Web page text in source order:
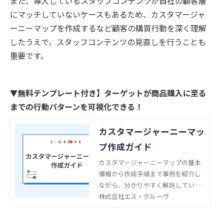
にマッチしていないケースもあるため、カスタマージャ
ーニーマップを作成するなど顧客の購買行動を深く理解
したうえで、スタッフコンテンツの見直しを行うことも
重要です。
▼無料テンプレート付き】ターゲットが商品購入に至る
までの行動パターンを可視化できる！
カスタマージャーニーマッ
プ作成ガイド
カスタマージャーニーマップの基本
情報から作成手順まで事例を紹介し
ながら、分かりやすく解説していま
す。 すぐに使える無料テンプレート
株式会社エス・グルーヴ